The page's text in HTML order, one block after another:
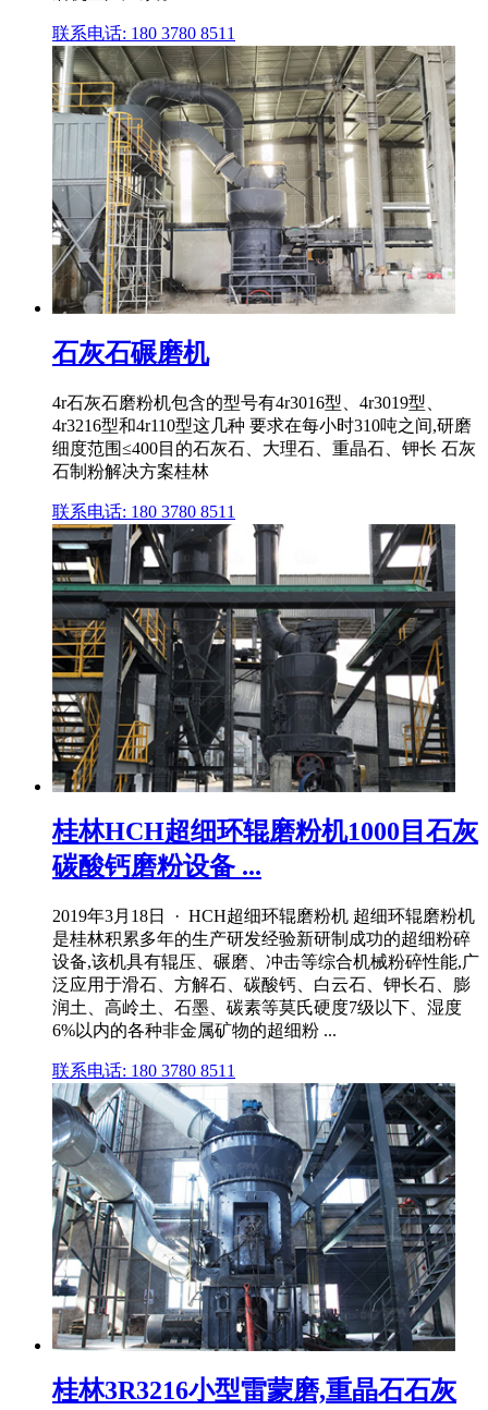
联系电话: 180 3780 8511
石灰石碾磨机
4r石灰石磨粉机包含的型号有4r3016型、4r3019型、
4r3216型和4r110型这几种 要求在每小时310吨之间,研磨
细度范围≤400目的石灰石、大理石、重晶石、钾长 石灰
石制粉解决方案桂林
联系电话: 180 3780 8511
桂林HCH超细环辊磨粉机1000目石灰
碳酸钙磨粉设备 ...
2019年3月18日 · HCH超细环辊磨粉机 超细环辊磨粉机
是桂林积累多年的生产研发经验新研制成功的超细粉碎
设备,该机具有辊压、碾磨、冲击等综合机械粉碎性能,广
泛应用于滑石、方解石、碳酸钙、白云石、钾长石、膨
润土、高岭土、石墨、碳素等莫氏硬度7级以下、湿度
6%以内的各种非金属矿物的超细粉 ...
联系电话: 180 3780 8511
桂林3R3216小型雷蒙磨,重晶石石灰